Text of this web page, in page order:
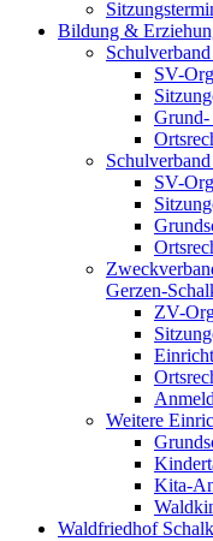
Bildung &
SV-
Grund-
SV-
Gerzen-
ZV-
Weitere
Kita-
Waldfriedhof